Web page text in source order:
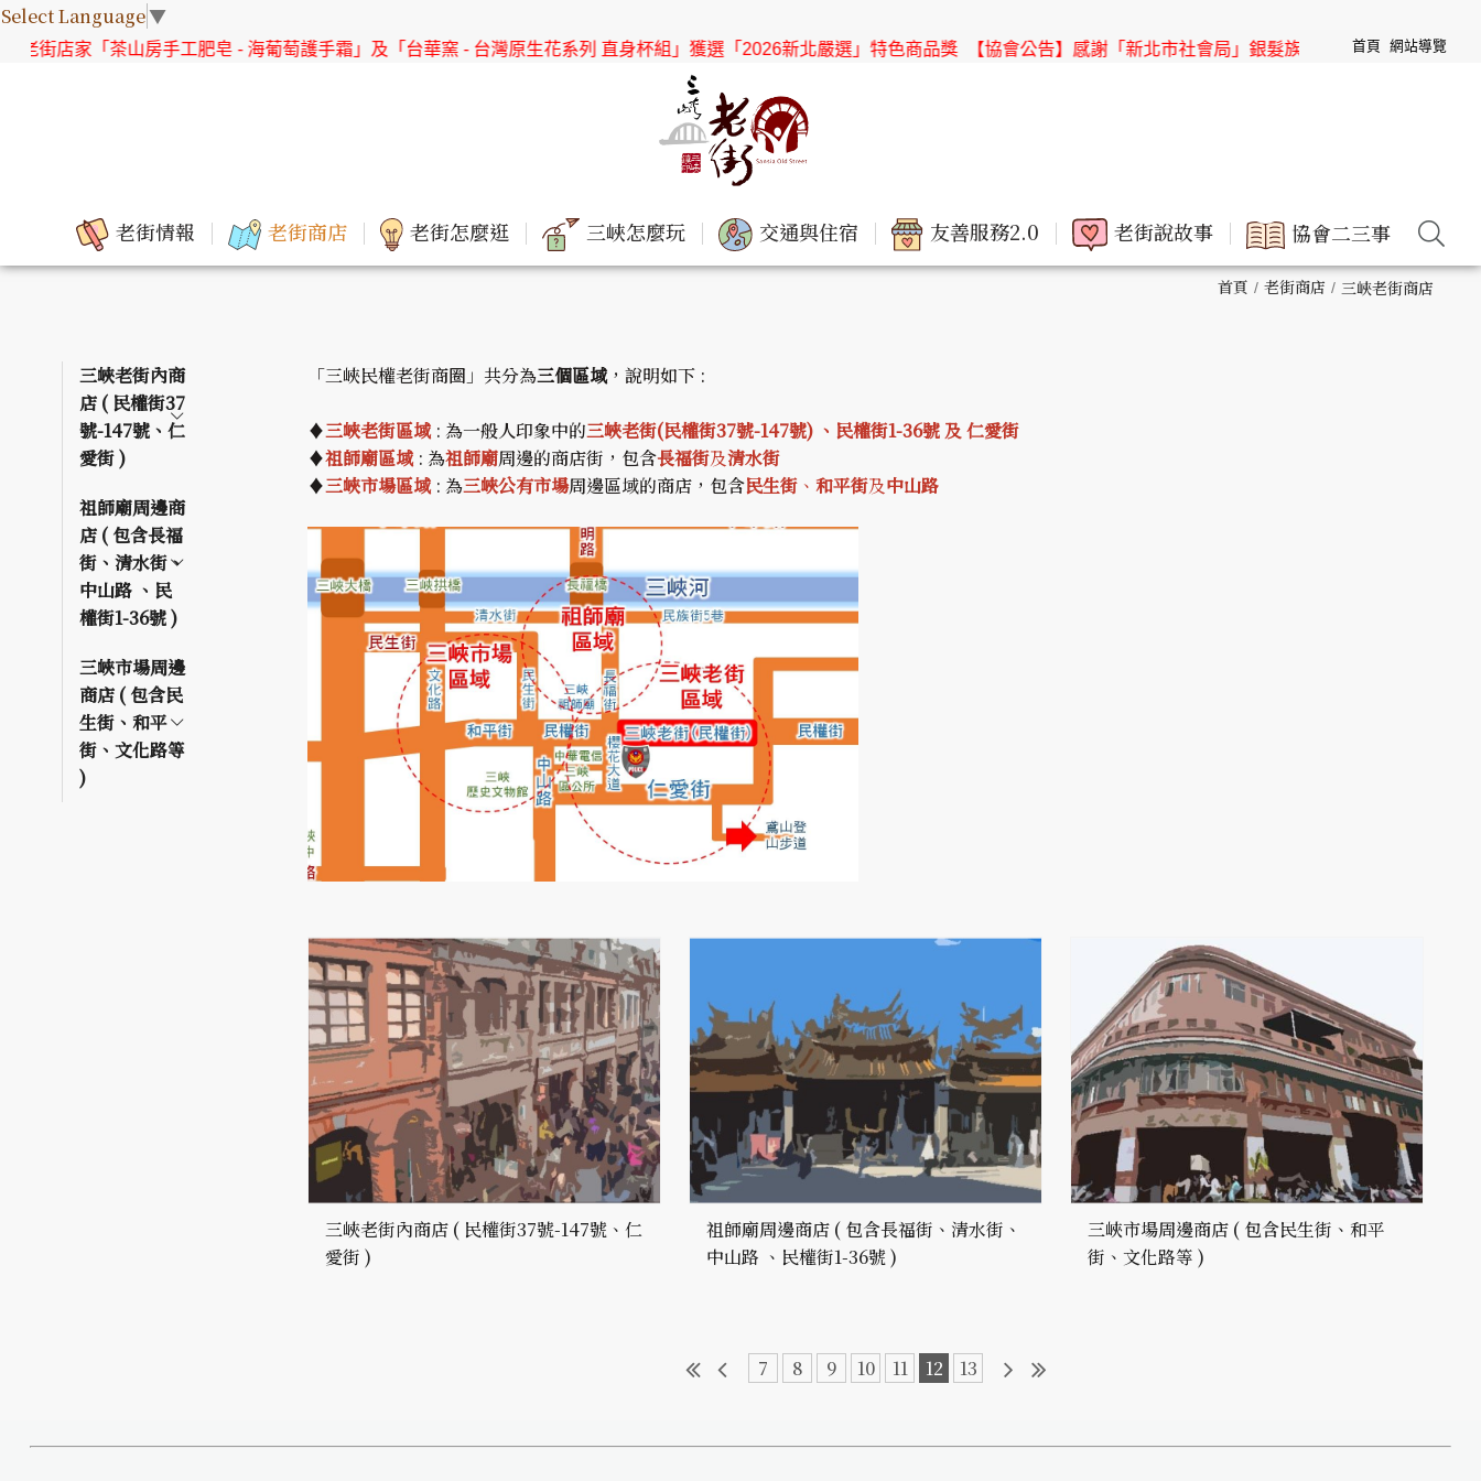
Select Language▼
店家「茶山房手工肥皂 - 海葡萄護手霜」及「台華窯 - 台灣原生花系列 直身杯組」獲選「2026新北嚴選」特色商品獎 【協會公告】感謝「新北市社會局」銀髮族節目「高年級超進化」來
首頁 網站導覽
老街情報 老街商店 老街怎麼逛 三峽怎麼玩 交通與住宿 友善服務2.0 老街說故事 協會二三事
首頁 老街商店 三峽老街商店
三峽老街內商
店 ( 民權街37
號-147號、仁
愛街 )
祖師廟周邊商
店 ( 包含長福
街、清水街、
中山路 、民
權街1-36號 )
三峽市場周邊
商店 ( 包含民
生街、和平
街、文化路等
)
「三峽民權老街商圈」共分為三個區域，說明如下 :
♦三峽老街區域: 為一般人印象中的三峽老街(民權街37號-147號) 、民權街1-36號 及 仁愛街
♦祖師廟區域: 為祖師廟周邊的商店街，包含長福街及清水街
♦三峽市場區域: 為三峽公有市場周邊區域的商店，包含民生街 、和平街及中山路
三峽老街內商店 ( 民權街37號-147號、仁
愛街 )
祖師廟周邊商店 ( 包含長福街、清水街、
中山路 、民權街1-36號 )
三峽市場周邊商店 ( 包含民生街、和平
街、文化路等 )
7 8 9 10 11 12 13